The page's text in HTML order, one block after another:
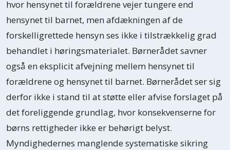
hvor hensynet til forældrene vejer tungere end
hensynet til barnet, men afdækningen af de
forskelligrettede hensyn ses ikke i tilstrækkelig grad
behandlet i høringsmaterialet. Børnerådet savner
også en eksplicit afvejning mellem hensynet til
forældrene og hensynet til barnet. Børnerådet ser sig
derfor ikke i stand til at støtte eller afvise forslaget på
det foreliggende grundlag, hvor konsekvenserne for
børns rettigheder ikke er behørigt belyst.
Myndighedernes manglende systematiske sikring